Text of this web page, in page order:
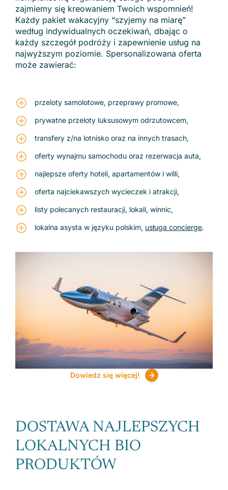
zajmiemy się kreowaniem Twoich wspomnień!
Każdy pakiet wakacyjny “szyjemy na miarę”
według indywidualnych oczekiwań, dbając o
każdy szczegół podróży i zapewnienie usług na
najwyższym poziomie. Spersonalizowana oferta
może zawierać:
przeloty samolotowe, przeprawy promowe,
prywatne przeloty luksusowym odrzutowcem,
transfery z/na lotnisko oraz na innych trasach,
oferty wynajmu samochodu oraz rezerwacja auta,
najlepsze oferty hoteli, apartamentów i willi,
oferta najciekawszych wycieczek i atrakcji,
listy polecanych restauracji, lokali, winnic,
lokalna asysta w języku polskim, usługa concierge.
Dowiedz się więcej!
DOSTAWA NAJLEPSZYCH
LOKALNYCH BIO
PRODUKTÓW